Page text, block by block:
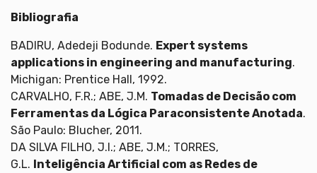
Bibliografia
BADIRU, Adedeji Bodunde. Expert systems
applications in engineering and manufacturing.
Michigan: Prentice Hall, 1992.
CARVALHO, F.R.; ABE, J.M. Tomadas de Decisão com
Ferramentas da Lógica Paraconsistente Anotada.
São Paulo: Blucher, 2011.
DA SILVA FILHO, J.I.; ABE, J.M.; TORRES,
G.L. Inteligência Artificial com as Redes de